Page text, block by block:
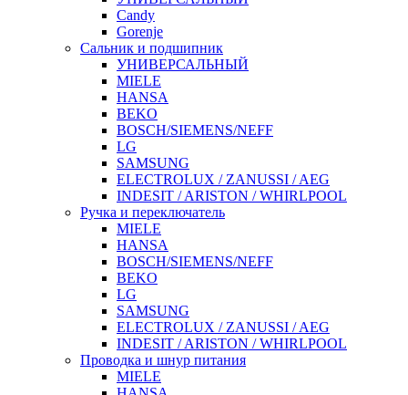
Candy
Gorenje
Сальник и подшипник
УНИВЕРСАЛЬНЫЙ
MIELE
HANSA
BEKO
BOSCH/SIEMENS/NEFF
LG
SAMSUNG
ELECTROLUX / ZANUSSI / AEG
INDESIT / ARISTON / WHIRLPOOL
Ручка и переключатель
MIELE
HANSA
BOSCH/SIEMENS/NEFF
BEKO
LG
SAMSUNG
ELECTROLUX / ZANUSSI / AEG
INDESIT / ARISTON / WHIRLPOOL
Проводка и шнур питания
MIELE